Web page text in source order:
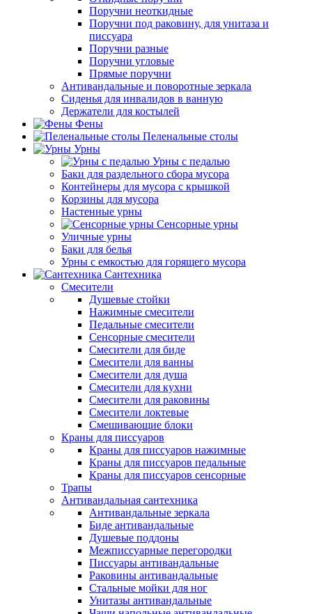
Поручни неоткидные
Поручни под раковину, для унитаза и
писсуара
Поручни разные
Поручни угловые
Прямые поручни
Антивандальные и поворотные зеркала
Сиденья для инвалидов в ванную
Держатели для костылей
Фены
Пеленальные столы
Урны
Урны с педалью
Баки для раздельного сбора мусора
Контейнеры для мусора с крышкой
Корзины для мусора
Настенные урны
Сенсорные урны
Уличные урны
Баки для белья
Урны с емкостью для горящего мусора
Сантехника
Смесители
Душевые стойки
Нажимные смесители
Педальные смесители
Сенсорные смесители
Смесители для биде
Смесители для ванны
Смесители для душа
Смесители для кухни
Смесители для раковины
Смесители локтевые
Смешивающие блоки
Краны для писсуаров
Краны для писсуаров нажимные
Краны для писсуаров педальные
Краны для писсуаров сенсорные
Трапы
Антивандальная сантехника
Антивандальные зеркала
Биде антивандальные
Душевые поддоны
Межписсуарные перегородки
Писсуары антивандальные
Раковины антивандальные
Стальные мойки для ног
Унитазы антивандальные